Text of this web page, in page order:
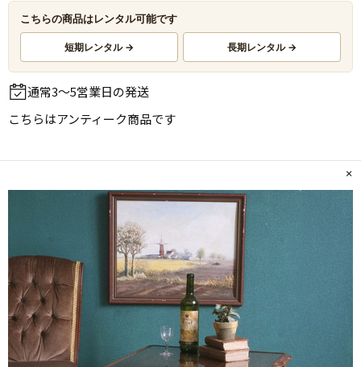
こちらの商品はレンタル可能です
短期レンタル → 長期レンタル →
通常3～5営業日の発送
こちらはアンティーク商品です